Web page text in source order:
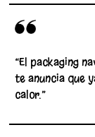
“El packaging
te anuncia que
calor.”